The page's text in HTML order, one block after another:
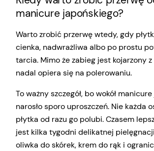
manicure japońskiego?
Warto zrobić przerwę wtedy, gdy
cienka, nadwrażliwa albo po prostu
tarcia. Mimo że zabieg jest kojarzony
nadal opiera się na polerowaniu.
To ważny szczegół, bo wokół
narosło sporo uproszczeń. Nie każda
płytka od razu go polubi. Czasem
jest kilka tygodni delikatnej
oliwka do skórek, krem do rąk i